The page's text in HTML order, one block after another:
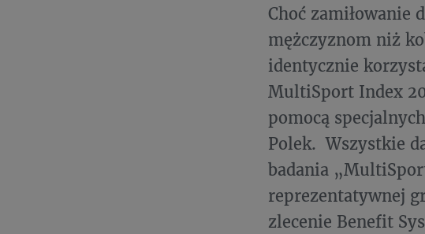
Choć zamiłowanie
mężczyznom niż
identycznie
MultiSport Index
pomocą
Polek. Wszystkie
badania
reprezentatywnej
zlecenie Benefit